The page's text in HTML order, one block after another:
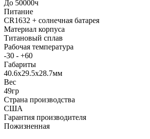
До 50000ч
Питание
CR1632 + солнечная батарея
Материал корпуса
Титановый сплав
Рабочая температура
-30 - +60
Габариты
40.6x29.5x28.7мм
Вес
49гр
Страна производства
США
Гарантия производителя
Пожизненная